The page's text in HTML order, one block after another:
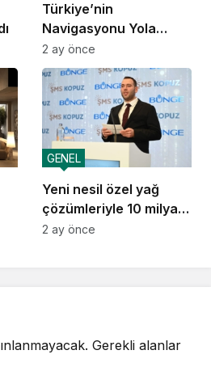
Türkiye’nin
Navigasyonu Yola
Çıkıyor
2 ay önce
Yeni nesil özel yağ
çözümleriyle 10 milyar
dolarlık ihracat vizyonu
GENEL
2 ay önce
Gerekli alanlar